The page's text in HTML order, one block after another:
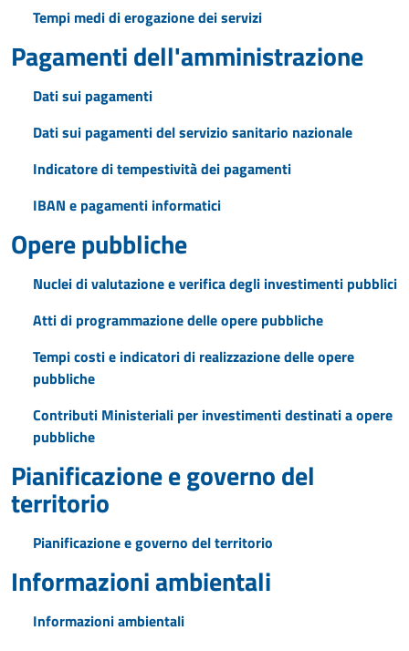
Tempi medi di erogazione dei servizi
Pagamenti dell'amministrazione
Dati sui pagamenti
Dati sui pagamenti del servizio sanitario nazionale
Indicatore di tempestività dei pagamenti
IBAN e pagamenti informatici
Opere pubbliche
Nuclei di valutazione e verifica degli investimenti pubblici
Atti di programmazione delle opere pubbliche
Tempi costi e indicatori di realizzazione delle opere
pubbliche
Contributi Ministeriali per investimenti destinati a opere
pubbliche
Pianificazione e governo del
territorio
Pianificazione e governo del territorio
Informazioni ambientali
Informazioni ambientali